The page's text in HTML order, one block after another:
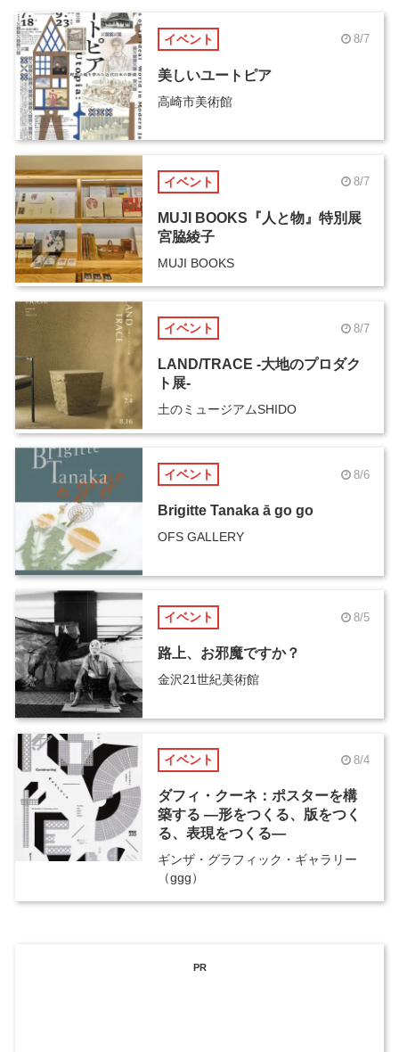
イベント 8/7
美しいユートピア
高崎市美術館
イベント 8/7
MUJI BOOKS『人と物』特別展
宮脇綾子
MUJI BOOKS
イベント 8/7
LAND/TRACE -大地のプロダク
ト展-
土のミュージアムSHIDO
イベント 8/6
Brigitte Tanaka ā go go
OFS GALLERY
イベント 8/5
路上、お邪魔ですか？
金沢21世紀美術館
イベント 8/4
ダフィ・クーネ：ポスターを構
築する ―形をつくる、版をつく
る、表現をつくる―
ギンザ・グラフィック・ギャラリー
（ggg）
PR